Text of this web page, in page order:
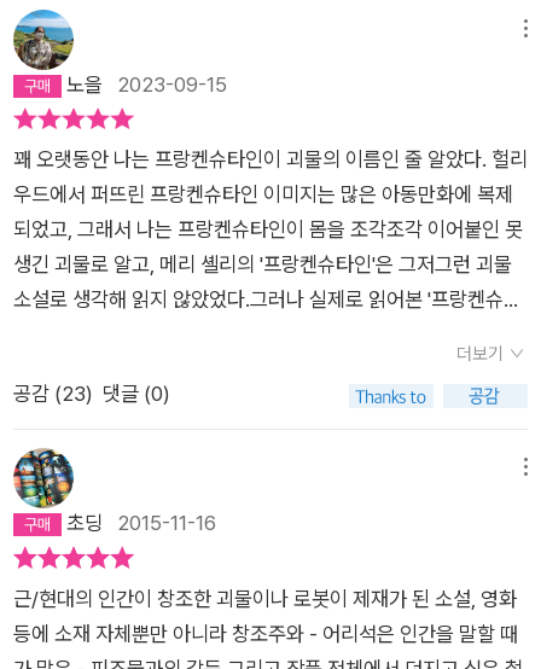
엔 좀 거시기하지만 아니라 하기도 뭐 한 상황이랄까.나는 행복해
져선 안되는 사람이라고 생각 하던 시절이 있었다. 수차례 슬픔과
아픔을 겪다 보면 사소한 기쁨마저 크나큰 사치로 느껴지고 스스
로 행복과 어울리지 않는 존재라고 생각이 드는 것이다. 이처럼
불행은 자신을 갉아먹고 소중한 것들과 담을 쌓게 한다. 프랑켄슈
타인도 그것과 같은 수순을 밟는다. 연속되는 불운 속에 기사회생
을 반복하나 말 못할 비밀과 고통으로 죽지 못해 살았다. 이 정도
힘들었으면 누가 봐도 자살했을 법하지만 남은 가족들이 당할 일
을 생각하면 죽는 것도 마음대로 할 수 없었다. 괴물은 그의 절친
을 죽여 정신착란을 일으켰고, 살인죄를 누명 씌워 감옥신세가 되
게 하고, 마을 전체에게 죄인 취급받도록 만들었다. 약속을 어길
도 못했다. 내가 볼때 이 책은 고전보다는 메가 히트작 스릴러문
학으로 분류가 되었어야 했다.프랑켄슈타인을 일편단심 사모하
는 엘리자베트도 그렇지만, 어떤 상황 속에서도 아들의 지주가 되
어준 부친의 사랑 또한 위대했다. 타지에서 수년간 연락도 없는
아들을 대견하게 여겼고, 막내가 죽었을 때 본인도 괴로우면서 아
들을 지치지도 않고 달래주었고, 다시 장기 여행을 떠난다는 아들
을 응원해주었고, 머나먼 나라에서 감옥신세가 된 아들을 보러 달
노와 고통은 어디에서 보상을 받을 수 있을지에 대한 고민이 시작
된다. 만약 그 분노의 표출이 폭력이나 살인으로 이어진다면 그
순간 그도 가해자가 되며, 그로 인해 억울한 사람이 생기게 된다.
프랑켄슈타인에서의 괴물역시 자신의 분노로 인해 여러 무고한
사람을 죽인다. 탄생에 대한 책임을 지려하지 않는 창조주로 인해
그는 진짜 괴물이 된다. 결국 괴물이란 태어나는 것이 아니라 만
들어지고, 그 누구도 괴물이 될 수 있는 것이다. 그렇기 때문에 소
설 <프랑켄슈타인>에서는 끝가지 괴물의 이름이 없다. 그것은
괴물을 만들고 그것에 대한 책임을 지지 않는 프랑켄슈타인 역시
관하게 창조되었다. 그러나 그의 상황은 모든 면에서 나와 달랐
다. 신의 손에서 나온 아담은 완벽한 피조물이었다. 조물주의 특
별한 보살핌을 받는, 행복하고 번영을 누리는 존재였다. -p173
나는 혼자였다. 아담이 조물주에게 했던 청원이 기억났다. 그러나
내 조물주는 어디 있단 말인가? 그는 나를 저버렸고, 억울한 심정
으로 나는 그를 저주했다.] -p176 과학소설로도 분류되는 <프
랑켄슈타인>이지만 정작 과학적인 부분에서는 내용의 흐름에 미
흡한 점이 많다. 그러나 이 소설이 주는 강력한 메시지만으로도
타인˝ 박사는 ˝메리셸리˝의 부모를, 박사가 창조한 괴물은 ˝메리
셸리˝를 표현한게 아닌가란 생각이 들었다. 이렇게 단순하게 해
석될 책이 아닌거 같지만. 왠지 그녀는 이 책을 통해 그의 부모에
입니까?˝ 라고...창조주에게 버림받은 창조물이 다른 사람한테 사
랑받는 것은 어려운 일이다. 가장 가까운 사람에게 버려졌는데,
누가 나를 소중히 할 수 있겠는가? 이렇게 쓰고 보니 ˝도레스 레
싱˝의 <다섯째 아이> 가 떠오른다. 둘다 비극적인 창조물이라는
점에서 비슷한 느낌이다.개인적으로 책의 중반부를 읽을때까지
는 이 책에서 언급한 창조물(괴물)은 실제로 존재하지 않고 ˝프랑
켄슈타인˝ 박사의 정신분열에 의한 상상의 산물로 생각했었다.
각했었고...도선생님 책을 많이봐서 인지 섬광에 빠진, 마치 ‘분
신‘ 같은 거라고 추측했는데, 책을 점점 읽을수록 그게 아니라는
생각이 들었다. 미쳐버린 박사의 이야기가 아니라 창조물에 의한
복수극이었던 것이다.근데 아직도 약간 아리송하긴 하다. 실제 창
조물을 창작하는 과정이 없다보니 왠지 이 책의 사건들이 상상의
산물같은 느낌이 든다. 그러나 해설을 보니 괴물의 창조와 복수에
체 구조에 관심을 가지며 '대체 어디서 생명의 원리가 발생하는
것일까?(p.63) 라는 '하느님의 신비로운 섭리로 간주되어왔던'
영역에 손을 뻗는다. 그는 '초자연적인 열정'을 가지고 인간의 신
체에 일어나는 모든 것을 관찰한다. 해부는 물론 보통 인간이 견
디기 힘든 죽음 후 부패 과정 등을 면밀히 관찰함으로써 삶과 죽
음의 변화를 탐구한다. 그리고 그런 노력 끝에 그는 마침내 '개체
발생과 생명의 원인', 즉 '무생물에 생명을 불어넣는 능력'을 갖게
된다. 시체안치소, 도살장, 해부실에서 재료를 조달받아 그는 '인
간 창조' 연구에 착수한다.여름이 지나고 가을의 끝자락인 '11월
그러나 프랑켄슈타인은 자신이 특별히 선별한 신체 부위와 장기
로 만든 것은 인간이 아닌 괴물이라는 사실을 깨닫고 경악한
다. 아름다움이라니! 하느님, 맙소사! 그 누런 살갗은 그 아래 비
치는 근육과 혈관을 제대로 가리지도 못했다. 윤기가 자르르 흐르
는 흑발은 출렁거렸고 이빨은 진주처럼 희었지만, 이런 화려한 외
모는 허여멀건 눈구멍과 별로 색깔 차이가 없는 희번득거리는 두
조되어 오히려 더 끔찍해 보일 뿐이었다. (p.72)자신의 모든 것
을 쏟아부은 결과물의 흉칙함에 혐오와 공포를 느낀 프랑켄슈타
소설을 이야기하기 전에 소설보다 더 소설 같은 지은이의 이야기
를 먼저 해주어야겠구나.지은이 메리 셸리. 그리고 메리 셸리가
이 소설을 썼을 때 메리의 나이는 고작 열여덟 살이었다고하는구
났대. 그의 부모 역시 유명한 사람이었다는구나. 메리 셸리의 아
버지는 급진 정치사상가인 윌리엄 고드윈이고, 메리셸리의 어머
니는 유명한 여성주의자인 메리 울스턴크래프트였다고 하는구
나. 그런 진보적인 부모님의 유전자를받아서였나? 그 옛날 영국
이라는 보수적인 나라에서 이런 SF 소설이자, 공포 소설을 쓰다
니… 그것도 십대 소녀가 말이야…메리가 태어나자마자 엄마는
돌아가셨다고 했어. 아버지는 재혼했는데, 계모의 질투로 어린 메
에 있는 많은 책들을 읽었고, 아버지와 친구들이 나눈 이야기를
통해 많은 것을 배웠대. 열다섯 살에 아버지의 제자 퍼시 비시 셸
리를 만나게 되어 사랑에 빠졌고, 2년뒤에는 그와 함께 프랑스로
도망갔다고 하는구나. 퍼시 비시 셸리는 이미 결혼한 상태였다고
해.. 아버지와 의절까지 한 사랑의 도피였어. 그 사랑의 도피에서
아이를임신했지만 유산을 하였어. 그리고 남편의 버림을 받은 퍼
노을 2023-09-15
꽤 오랫동안 나는 프랑켄슈타인이 괴물의 이름인 줄 알았다. 헐리
우드에서 퍼뜨린 프랑켄슈타인 이미지는 많은 아동만화에 복제
되었고, 그래서 나는 프랑켄슈타인이 몸을 조각조각 이어붙인 못
생긴 괴물로 알고, 메리 셸리의 '프랑켄슈타인'은 그저그런 괴물
소설로 생각해 읽지 않았었다.그러나 실제로 읽어본 '프랑켄슈타
물을 만든 창조자였고 괴물 자체는 이름조차 없었다. 창조자조차
혐오스러움에 외면해버린 괴물.하지만 그 괴물은 너무나 지성적
받고 싶어했다. 자신이 세상에서 얻을 것은 혐오스러움밖에 없음
을 깨달았을 때 괴물은 프랑켄슈타인에게 여성을 창조해줄 것을,
그래서 이 세상에서 외로움을 해소할 수 있도록 해줄 것을 요청하
괴물이 되어 프랑켄슈타인의 모든 것을 파괴한다.'프랑켄슈타
인'은 대중적으로 인류의 과학 기술의 발전을 비판하는 소설이라
더보기
공감 (23) 댓글 (0)
초딩 2015-11-16
근/현대의 인간이 창조한 괴물이나 로봇이 제재가 된 소설, 영화
등에 소재 자체뿐만 아니라 창조주와 - 어리석은 인간을 말할 때